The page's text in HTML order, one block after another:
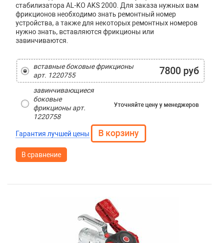
стабилизатора AL-KO AKS 2000. Для заказа нужных вам
фрикционов необходимо знать ремонтный номер
устройства, а также для некоторых ремонтных номеров
нужно знать, вставляются фрикционы или
завинчиваются.
вставные боковые фрикционы
арт. 1220755
7800 руб
завинчивающиеся
боковые
фрикционы арт.
1220758
Уточняйте цену у менеджеров
Гарантия лучшей цены
В сравнение